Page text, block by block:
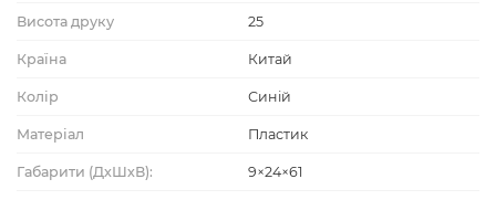
Висота друку 25
Країна Китай
Колір Синій
Матеріал Пластик
Габарити (ДхШхВ): 9×24×61